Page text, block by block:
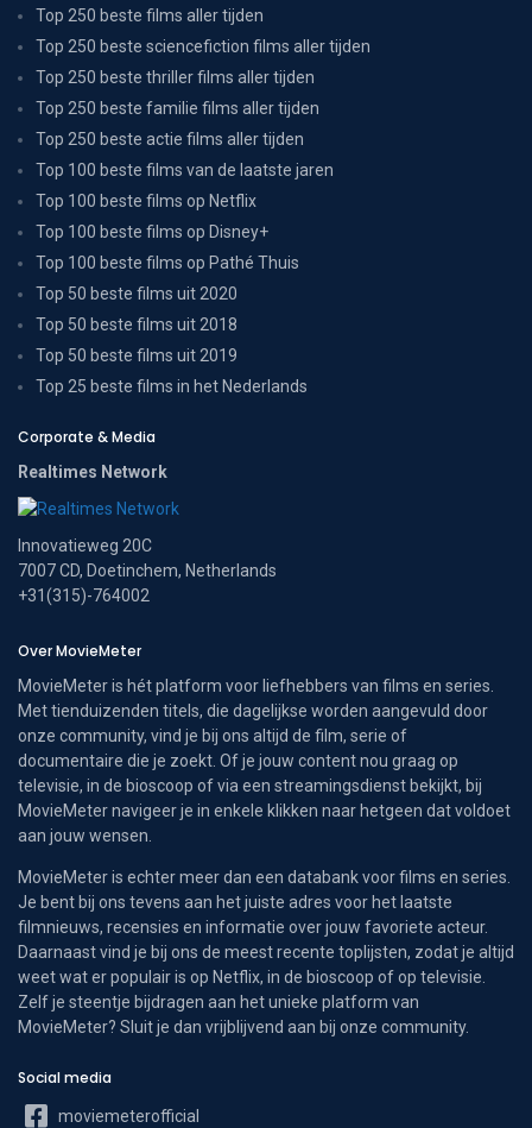
Top 250 beste films aller tijden
Top 250 beste sciencefiction films aller tijden
Top 250 beste thriller films aller tijden
Top 250 beste familie films aller tijden
Top 250 beste actie films aller tijden
Top 100 beste films van de laatste jaren
Top 100 beste films op Netflix
Top 100 beste films op Disney+
Top 100 beste films op Pathé Thuis
Top 50 beste films uit 2020
Top 50 beste films uit 2018
Top 50 beste films uit 2019
Top 25 beste films in het Nederlands
Corporate & Media
Realtimes Network
Innovatieweg 20C
7007 CD, Doetinchem, Netherlands
+31(315)-764002
Over MovieMeter
MovieMeter is hét platform voor liefhebbers van films en series.
Met tienduizenden titels, die dagelijkse worden aangevuld door
onze community, vind je bij ons altijd de film, serie of
documentaire die je zoekt. Of je jouw content nou graag op
televisie, in de bioscoop of via een streamingsdienst bekijkt, bij
MovieMeter navigeer je in enkele klikken naar hetgeen dat voldoet
aan jouw wensen.
MovieMeter is echter meer dan een databank voor films en series.
Je bent bij ons tevens aan het juiste adres voor het laatste
filmnieuws, recensies en informatie over jouw favoriete acteur.
Daarnaast vind je bij ons de meest recente toplijsten, zodat je altijd
weet wat er populair is op Netflix, in de bioscoop of op televisie.
Zelf je steentje bijdragen aan het unieke platform van
MovieMeter? Sluit je dan vrijblijvend aan bij onze community.
Social media
moviemeterofficial